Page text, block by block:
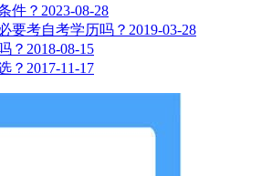
件？ 2023-08-28
要考自考学历吗？ 2019-03-28
？ 2018-08-15
？ 2017-11-17